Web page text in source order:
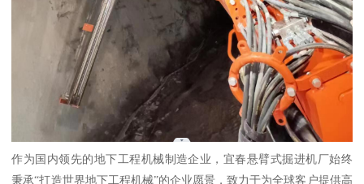
作为国内领先的地下工程机械制造企业，宜春悬臂式掘进机厂始终
秉承“打造世界地下工程机械”的企业愿景，致力于为全球客户提供高